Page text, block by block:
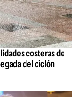
costeras de
del ciclón